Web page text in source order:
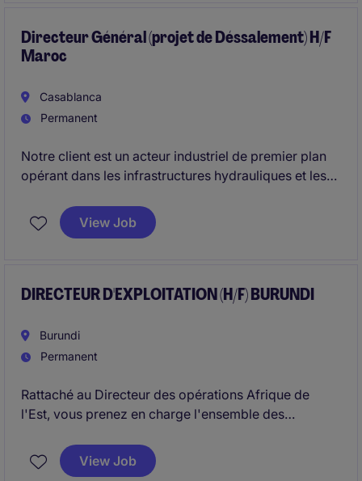
gouvernance.
Directeur Général (projet de Déssalement) H/F
Maroc
Casablanca
Permanent
Notre client est un acteur industriel de premier plan
opérant dans les infrastructures hydrauliques et les
eau. Dans le cadre du développement de ses
activités et de la mise en œuvre d'ambitieux projets
performance et le développement de ses
View Job
DIRECTEUR D'EXPLOITATION (H/F) BURUNDI
Burundi
Permanent
Rattaché au Directeur des opérations Afrique de
l'Est, vous prenez en charge l'ensemble des
aspects commerciaux, administratifs, financiers,
logistiques ainsi que les relations avec les autorités
View Job